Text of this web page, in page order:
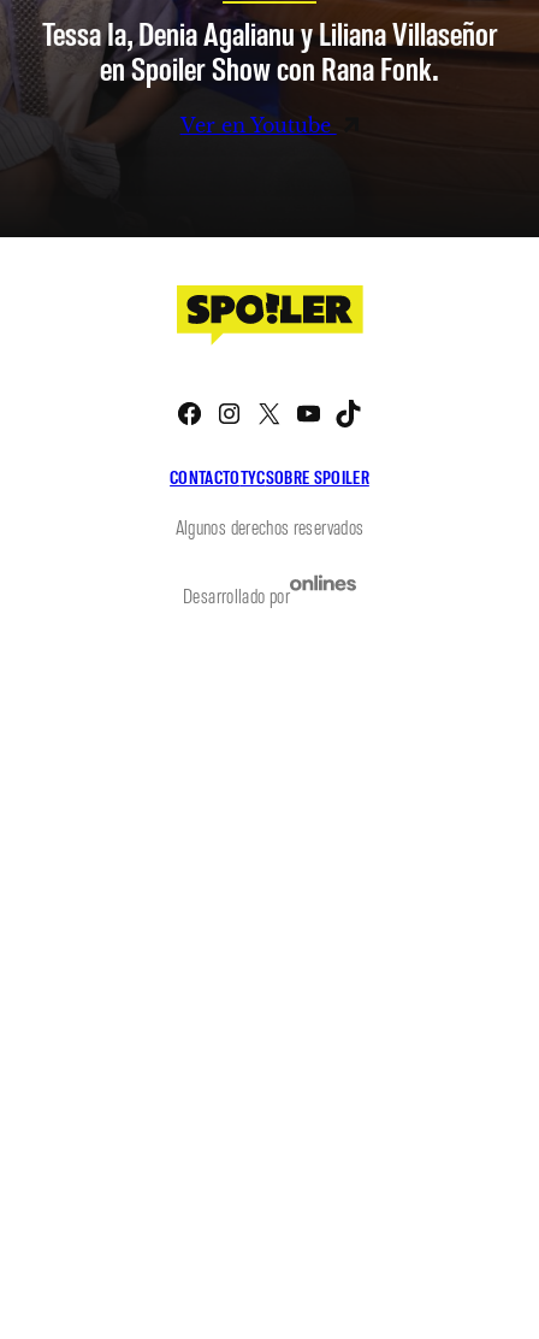
Tessa Ia, Denia Agalianu y Liliana Villaseñor
en Spoiler Show con Rana Fonk.
Ver en Youtube
CONTACTOTYCSOBRE SPOILER
Facebook
Instagram
X YouTube
Algunos derechos reservados
Desarrollado por